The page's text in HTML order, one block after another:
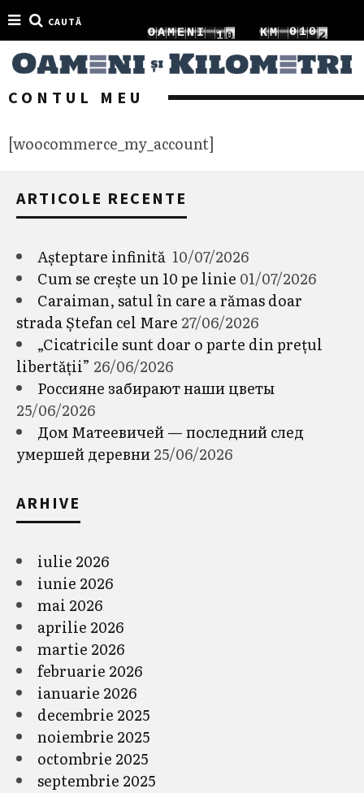
CAUTĂ
OAMENI
2
10
1
KM
0
12
10
18
7
CONTUL MEU
[woocommerce_my_account]
ARTICOLE RECENTE
Așteptare infinită 10/07/2026
Cum se crește un 10 pe linie 01/07/2026
Caraiman, satul în care a rămas doar
strada Ștefan cel Mare 27/06/2026
„Cicatricile sunt doar o parte din prețul
libertății” 26/06/2026
Россияне забирают наши цветы
25/06/2026
Дом Матеевичей — последний след
умершей деревни25/06/2026
ARHIVE
iulie 2026
iunie 2026
mai 2026
aprilie 2026
martie 2026
februarie 2026
ianuarie 2026
decembrie 2025
noiembrie 2025
octombrie 2025
septembrie 2025